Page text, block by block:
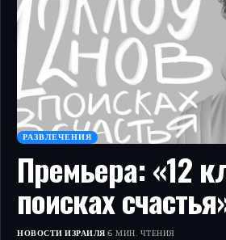
РАЗВЛЕЧЕНИЯ
Премьера: «12
поисках
НОВОСТИ ИЗРАИЛЯ 6 МИН. ЧТЕНИЯ